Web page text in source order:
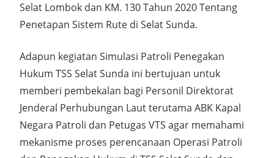
Selat Lombok dan KM. 130 Tahun 2020 Tentang
Penetapan Sistem Rute di Selat Sunda.
Adapun kegiatan Simulasi Patroli Penegakan
Hukum TSS Selat Sunda ini bertujuan untuk
memberi pembekalan bagi Personil Direktorat
Jenderal Perhubungan Laut terutama ABK Kapal
Negara Patroli dan Petugas VTS agar memahami
mekanisme proses perencanaan Operasi Patroli